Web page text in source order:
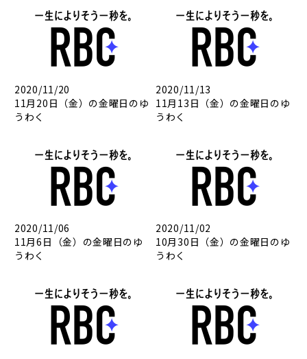
2020/11/20
11月20日（金）の金曜日のゆ
うわく
2020/11/13
11月13日（金）の金曜日のゆ
うわく
2020/11/06
11月6日（金）の金曜日のゆ
うわく
2020/11/02
10月30日（金）の金曜日のゆ
うわく